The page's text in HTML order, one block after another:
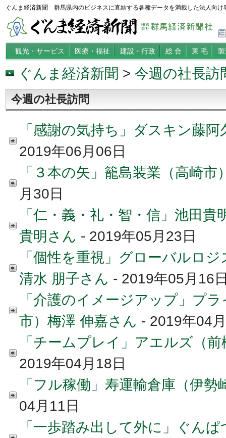
ぐんま経済新聞 群馬県内のビジネスに直結する各種データを満載した法人向け
観光・サービス 医療・福祉 建設・行政 総 合 東 毛
ぐんま経済新聞 > 今週の社長訪
今週の社長訪問
「感謝の気持ち」ダスキン藤
2019年06月06日
「３本の矢」籠島装業（高崎市
月30日
「仁・義・礼・智・信」池田
貴明さん - 2019年05月23日
「個性を重視」グローバルロ
清水 朋子さん - 2019年05月16
「介護のイメージアップ」プ
市）梅澤 伸嘉さん - 2019年04
「チームプレイ」アエルズ（
2019年04月18日
「フル稼働」寿運輸倉庫（伊
04月11日
「一歩踏み出して外に」ぐん